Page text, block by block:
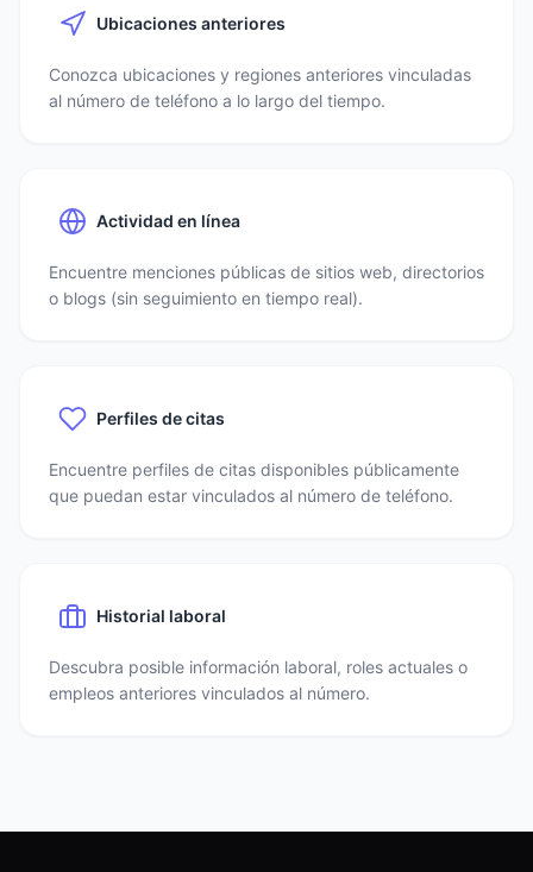
Ubicaciones anteriores
Conozca ubicaciones y regiones anteriores vinculadas
al número de teléfono a lo largo del tiempo.
Actividad en línea
Encuentre menciones públicas de sitios web, directorios
o blogs (sin seguimiento en tiempo real).
Perfiles de citas
Encuentre perfiles de citas disponibles públicamente
que puedan estar vinculados al número de teléfono.
Historial laboral
Descubra posible información laboral, roles actuales o
empleos anteriores vinculados al número.